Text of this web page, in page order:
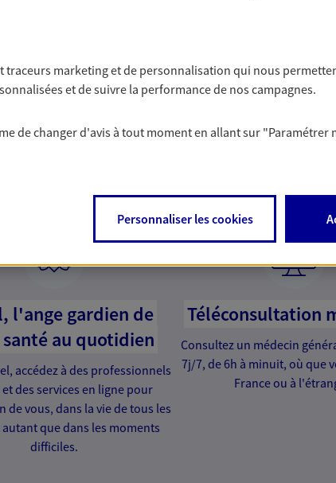
l'ange gardien de
au quotidien
accédez à des professionnels
et des services en ligne pour
de vous, dans la vie de tous les
que dans les moments
difficiles.
Téléconsultation
Consultez un médecin
7j/7, de 6h à minuit, où que
France ou à
traceurs marketing et de personnalisation qui nous
et de suivre la performance de nos campagnes.
de changer d'avis à tout moment en allant sur "Paramétrer
Personnaliser les cookies